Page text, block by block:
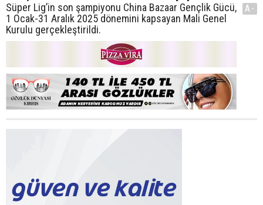
Süper Lig’in son şampiyonu China Bazaar Gençlik Gücü,
1 Ocak-31 Aralık 2025 dönemini kapsayan Mali Genel
Kurulu gerçekleştirildi.
A-